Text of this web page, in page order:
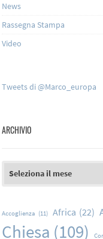
News
Rassegna Stampa
Video
Tweets di @Marco_europa
ARCHIVIO
Accoglienza (11) Africa (22)
Chiesa (109)